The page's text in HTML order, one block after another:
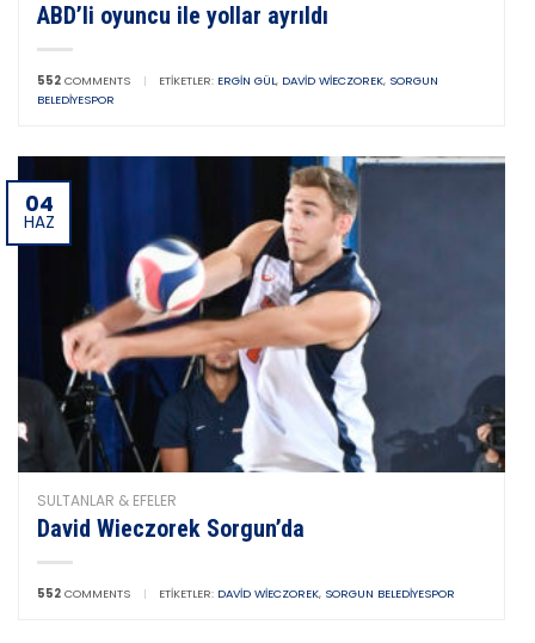
ABD’li oyuncu ile yollar ayrıldı
552 COMMENTS | ETIKETLER: ERGIN GÜL, DAVID WIECZOREK, SORGUN
BELEDIYESPOR
04
HAZ
SULTANLAR & EFELER
David Wieczorek Sorgun’da
552 COMMENTS | ETIKETLER: DAVID WIECZOREK, SORGUN BELEDIYESPOR